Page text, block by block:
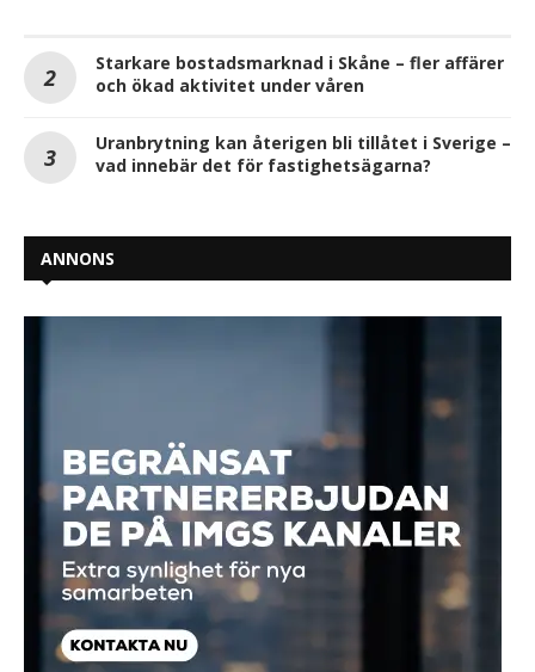
Starkare bostadsmarknad i Skåne – fler affärer
och ökad aktivitet under våren
Uranbrytning kan återigen bli tillåtet i Sverige –
vad innebär det för fastighetsägarna?
ANNONS